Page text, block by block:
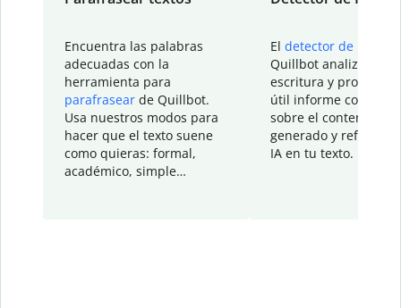
Encuentra las palabras
adecuadas con la
herramienta para
parafrasear de Quillbot.
Usa nuestros modos para
hacer que el texto suene
como quieras: formal,
académico, simple…
El detector de IA
Quillbot analiza tu
escritura y
útil informe con
sobre el contenido
generado y refinado
IA en tu texto.